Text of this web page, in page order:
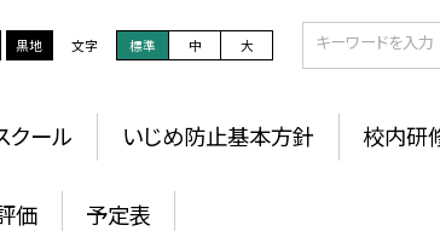
黒地 文字 標準 中 大
クール いじめ防止基本方針 校内研
価 予定表